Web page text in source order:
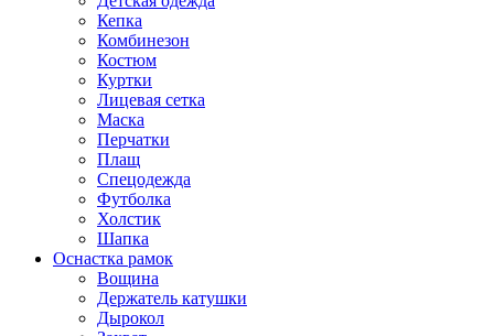
Кепка
Комбинезон
Костюм
Куртки
Лицевая сетка
Маска
Перчатки
Плащ
Спецодежда
Футболка
Холстик
Шапка
Оснастка рамок
Вощина
Держатель катушки
Дырокол